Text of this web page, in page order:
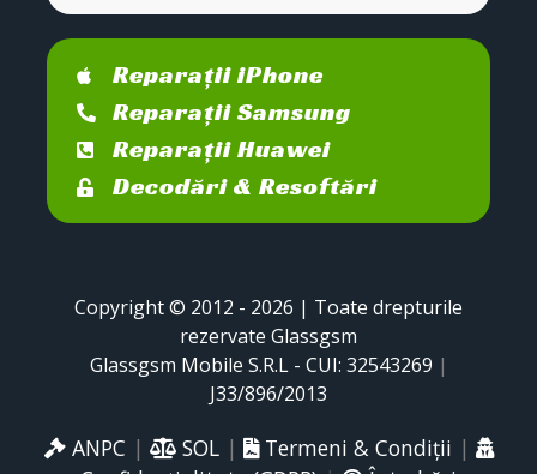
Reparații iPhone
Reparații Samsung
Reparații Huawei
Decodări & Resoftări
Copyright © 2012 - 2026 | Toate drepturile
rezervate Glassgsm
Glassgsm Mobile S.R.L - CUI: 32543269 |
J33/896/2013
ANPC | SOL| Termeni & Condiții |